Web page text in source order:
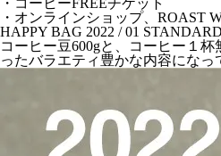
・コーヒーFREEチケット
・オンラインショップ、ROAST
HAPPY BAG 2022 / 01 STANDARD
コーヒー豆600gと、コーヒー１
ったバラエティ豊かな内容になっ